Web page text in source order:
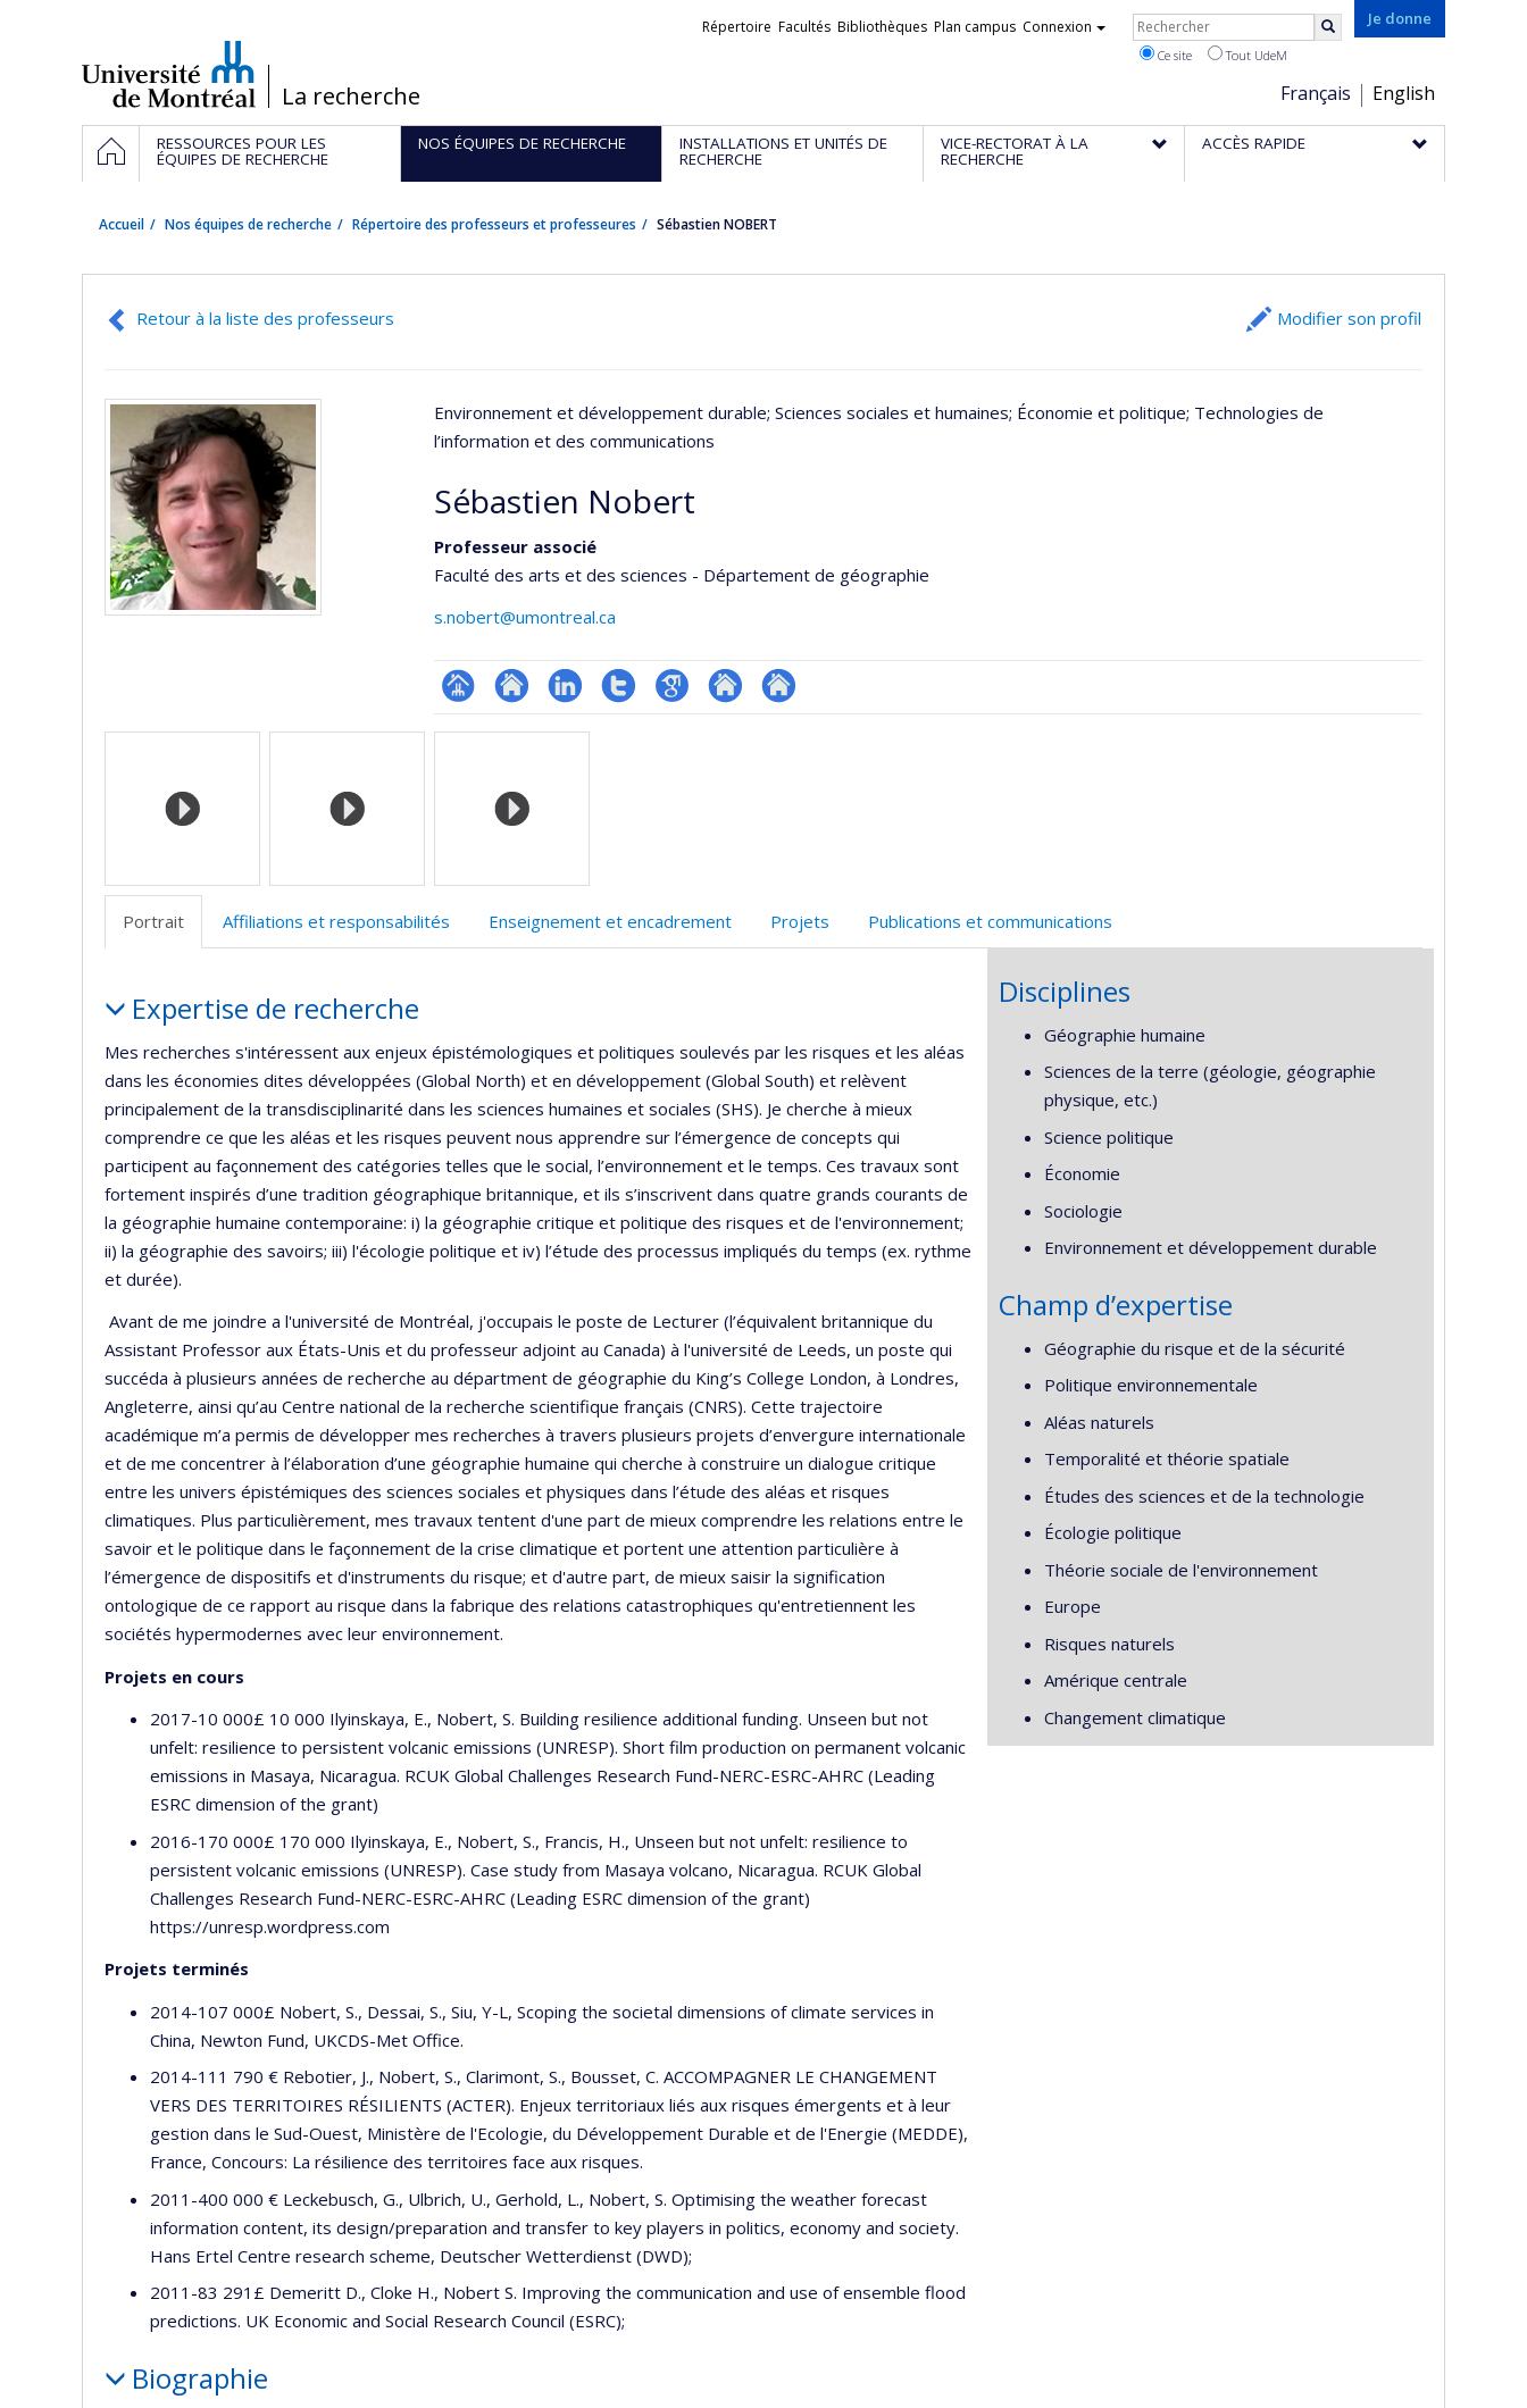
/La recherche
Je donne
Choix
de
la
Français English
Liens
Répertoire Facultés Bibliothèques Plan campus Connexion Rechercher
Ce site Tout UdeM
Navigation
principale
ACCUEILRESSOURCES POUR LES
ÉQUIPES DE RECHERCHE
NOS ÉQUIPES DE RECHERCHE INSTALLATIONS ET UNITÉS DE
RECHERCHE
VICE-RECTORAT À LA
RECHERCHE
ACCÈS RAPIDE
Accueil Nos équipes de recherche Répertoire des professeurs et professeures Sébastien NOBERT
Retour à la liste des professeurs Modifier son profil
Environnement et développement durable; Sciences sociales et humaines; Économie et politique; Technologies de
l’information et des communications
Sébastien Nobert
Professeur associé
Faculté des arts et des sciences - Département de géographie
s.nobert@umontreal.ca
Page Site
l’unité
de
LinkedInCompteGoogleAutre Autre
Médias
Portrait Affiliations et responsabilités Enseignement et encadrement Projets Publications et communications
Expertise de recherche
Mes recherches s'intéressent aux enjeux épistémologiques et politiques soulevés par les risques et les aléas
dans les économies dites développées (Global North) et en développement (Global South) et relèvent
principalement de la transdisciplinarité dans les sciences humaines et sociales (SHS). Je cherche à mieux
comprendre ce que les aléas et les risques peuvent nous apprendre sur l’émergence de concepts qui
participent au façonnement des catégories telles que le social, l’environnement et le temps. Ces travaux sont
fortement inspirés d’une tradition géographique britannique, et ils s’inscrivent dans quatre grands courants de
la géographie humaine contemporaine: i) la géographie critique et politique des risques et de l'environnement;
ii) la géographie des savoirs; iii) l'écologie politique et iv) l’étude des processus impliqués du temps (ex. rythme
et durée).
Avant de me joindre a l'université de Montréal, j'occupais le poste de Lecturer (l’équivalent britannique du
Assistant Professor aux États-Unis et du professeur adjoint au Canada) à l'université de Leeds, un poste qui
succéda à plusieurs années de recherche au départment de géographie du King’s College London, à Londres,
Angleterre, ainsi qu’au Centre national de la recherche scientifique français (CNRS). Cette trajectoire
académique m’a permis de développer mes recherches à travers plusieurs projets d’envergure internationale
et de me concentrer à l’élaboration d’une géographie humaine qui cherche à construire un dialogue critique
entre les univers épistémiques des sciences sociales et physiques dans l’étude des aléas et risques
climatiques. Plus particulièrement, mes travaux tentent d'une part de mieux comprendre les relations entre le
savoir et le politique dans le façonnement de la crise climatique et portent une attention particulière à
l’émergence de dispositifs et d'instruments du risque; et d'autre part, de mieux saisir la signification
ontologique de ce rapport au risque dans la fabrique des relations catastrophiques qu'entretiennent les
sociétés hypermodernes avec leur environnement.
Projets en cours
2017-10 000£ 10 000 Ilyinskaya, E., Nobert, S. Building resilience additional funding. Unseen but not
unfelt: resilience to persistent volcanic emissions (UNRESP). Short film production on permanent volcanic
emissions in Masaya, Nicaragua. RCUK Global Challenges Research Fund-NERC-ESRC-AHRC (Leading
ESRC dimension of the grant)
2016-170 000£ 170 000 Ilyinskaya, E., Nobert, S., Francis, H., Unseen but not unfelt: resilience to
persistent volcanic emissions (UNRESP). Case study from Masaya volcano, Nicaragua. RCUK Global
Challenges Research Fund-NERC-ESRC-AHRC (Leading ESRC dimension of the grant)
https://unresp.wordpress.com
Projets terminés
2014-107 000£ Nobert, S., Dessai, S., Siu, Y-L, Scoping the societal dimensions of climate services in
China, Newton Fund, UKCDS-Met Office.
2014-111 790 € Rebotier, J., Nobert, S., Clarimont, S., Bousset, C. ACCOMPAGNER LE CHANGEMENT
VERS DES TERRITOIRES RÉSILIENTS (ACTER). Enjeux territoriaux liés aux risques émergents et à leur
gestion dans le Sud-Ouest, Ministère de l'Ecologie, du Développement Durable et de l'Energie (MEDDE),
France, Concours: La résilience des territoires face aux risques.
2011-400 000 € Leckebusch, G., Ulbrich, U., Gerhold, L., Nobert, S. Optimising the weather forecast
information content, its design/preparation and transfer to key players in politics, economy and society.
Hans Ertel Centre research scheme, Deutscher Wetterdienst (DWD);
2011-83 291£ Demeritt D., Cloke H., Nobert S. Improving the communication and use of ensemble flood
predictions. UK Economic and Social Research Council (ESRC);
Biographie
Disciplines
Géographie humaine
Sciences de la terre (géologie, géographie
physique, etc.)
Science politique
Économie
Sociologie
Environnement et développement durable
Champ d’expertise
Géographie du risque et de la sécurité
Politique environnementale
Aléas naturels
Temporalité et théorie spatiale
Études des sciences et de la technologie
Écologie politique
Théorie sociale de l'environnement
Europe
Risques naturels
Amérique centrale
Changement climatique